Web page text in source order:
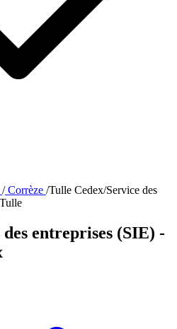
/Corrèze /Tulle Cedex/Service des
entreprises (SIE) -